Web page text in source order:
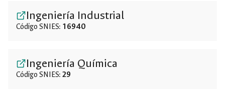
Ingeniería Industrial
Código SNIES: 16940
Ingeniería Química
Código SNIES: 29